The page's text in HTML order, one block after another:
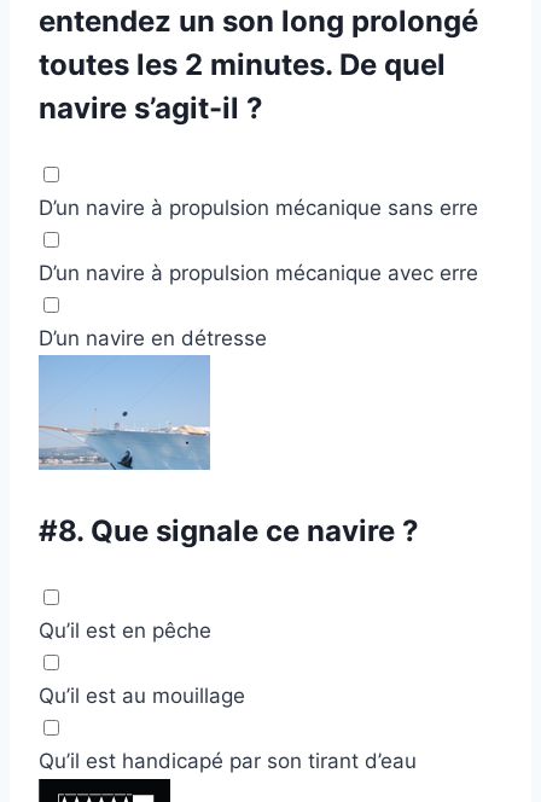
entendez un son long prolongé
toutes les 2 minutes. De quel
navire s’agit-il ?
D’un navire à propulsion mécanique sans erre
D’un navire à propulsion mécanique avec erre
D’un navire en détresse
#8. Que signale ce navire ?
Qu’il est en pêche
Qu’il est au mouillage
Qu’il est handicapé par son tirant d’eau